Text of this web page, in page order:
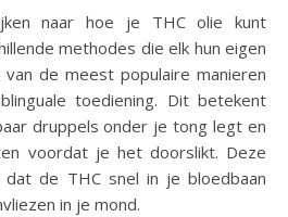
naar hoe je THC olie kunt
methodes die elk hun eigen
de meest populaire manieren
toediening. Dit betekent
druppels onder je tong legt en
voordat je het doorslikt. Deze
de THC snel in je bloedbaan
in je mond.